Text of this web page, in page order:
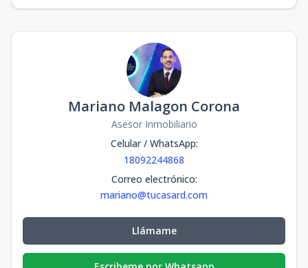
Mariano Malagon Corona
Asesor Inmobiliario
Celular / WhatsApp:
18092244868
Correo electrónico:
mariano@tucasard.com
Llámame